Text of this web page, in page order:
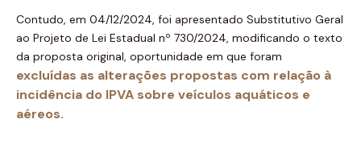
Contudo, em 04/12/2024, foi apresentado Substitutivo Geral
ao Projeto de Lei Estadual nº 730/2024, modificando o texto
da proposta original, oportunidade em que foram
excluídas as alterações propostas com relação à
incidência do IPVA sobre veículos aquáticos e
aéreos.